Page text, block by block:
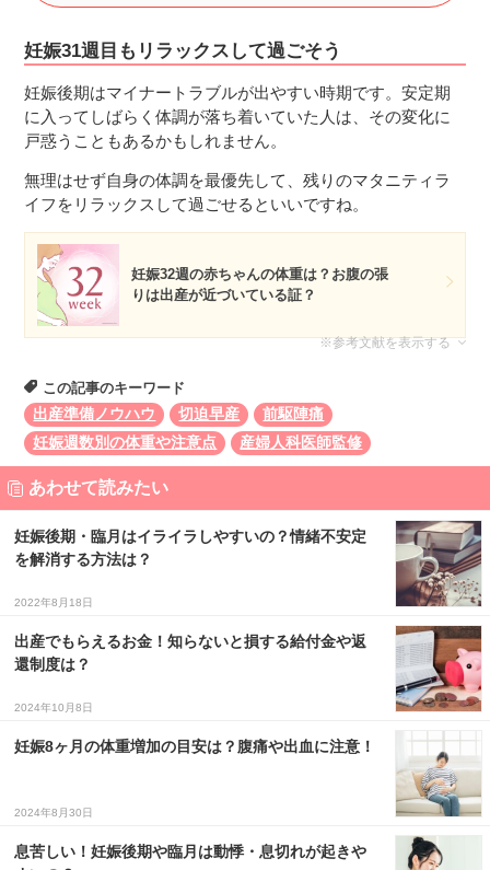
妊娠31週目もリラックスして過ごそう
妊娠後期はマイナートラブルが出やすい時期です。安定期
に入ってしばらく体調が落ち着いていた人は、その変化に
戸惑うこともあるかもしれません。
無理はせず自身の体調を最優先して、残りのマタニティラ
イフをリラックスして過ごせるといいですね。
妊娠32週の赤ちゃんの体重は？お腹の張
りは出産が近づいている証？
※参考文献を表示する
この記事のキーワード
出産準備ノウハウ
切迫早産
前駆陣痛
妊娠週数別の体重や注意点
産婦人科医師監修
あわせて読みたい
妊娠後期・臨月はイライラしやすいの？情緒不安定
を解消する方法は？
2022年8月18日
出産でもらえるお金！知らないと損する給付金や返
還制度は？
2024年10月8日
妊娠8ヶ月の体重増加の目安は？腹痛や出血に注意！
2024年8月30日
息苦しい！妊娠後期や臨月は動悸・息切れが起きや